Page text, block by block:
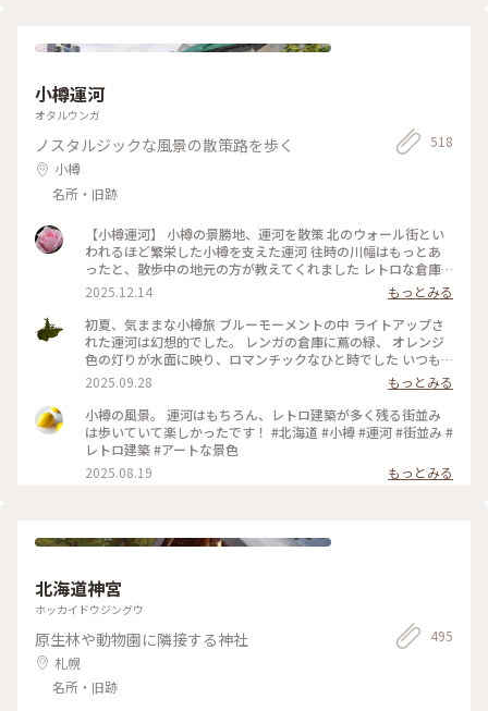
ミアムサービスがありました。
り、今回の私達は知ってても買わなかったかな。 よかったら
旭川に行かれる前にチェックしてください。 ‥ 🅿️駐車場 今回
はノンビリ閑散期に行ったので正面（無料）に停められまし
た。 西＝有料 東＝無料だけど遠くて🚌 ‥ 次回は上野ファーム
にも行ってみたい😊 ‥ #北海道 #JALどこかにマイル#旭川空
い羽が生え始めます 夏には生え揃った飾り羽を大きく広げて
た！ *大好きなオオカミ 黒いのが末っ子のノチウで寝そべって
いるのが次女のワッカ 夜の動物園なら「ワォーーーーーー
ー！」と遠吠えの姿も見られるかも〜 *カッコイイ〜オオワシ
いつか流氷の上にいるのを見たいなぁ *ペンギンは子育て中で
した 水のトンネルを泳ぐ姿を見上げると空が見えて 「空飛ぶ
動物たちがいます 『旭山動物園』に来てみませんか？ #ことり
良野・美瑛・旭川 ＊えこさん〜インドクジャクが羽を広げて
いたよ
歩」 雪の上をテクテク歩くのは運動も兼ねて！ 人気の動物園
旭子（母）凪子（子） 水の中を泳ぐ姿は素晴らしいです！ 名
前があるのに…行く度に「カバきち」と呼んでしまいます *イ
ンドクジャクのオス 美しい飾り羽は秋から抜け始めて…冬から
新しい羽が生え始めます 夏には生え揃った飾り羽を大きく広
っているのが次女のワッカ 夜の動物園なら「ワォーーーーー
シ いつか流氷の上にいるのを見たいなぁ *ペンギンは子育て中
でした 水のトンネルを泳ぐ姿を見上げると空が見えて 「空飛
ぶペンギン」と言われています まだまだたくさんの個性豊か
な動物たちがいます 『旭山動物園』に来てみませんか？ #こと
りっぷと一緒 #旭山動物園 #ひみつの絶景北海道 #ことりっぷ
富良野・美瑛・旭川 ＊えこさん〜インドクジャクが羽を広げ
ていたよ
小樽運河
オタルウンガ
ノスタルジックな風景の散策路を歩く
小樽
名所・旧跡
518
【小樽運河】 小樽の景勝地、運河を散策 北のウォール街とい
われるほど繁栄した小樽を支えた運河 往時の川幅はもっとあ
ったと、散歩中の地元の方が教えてくれました レトロな倉庫
群を間近に感じながら進むクルーズ、おすすめです♪ #ことり
っぷと一緒 #ことりっぷ小樽
2025.12.14
もっとみる
初夏、気ままな小樽旅 ブルーモーメントの中 ライトアップさ
れた運河は幻想的でした。 レンガの倉庫に蔦の緑、 オレンジ
色の灯りが水面に映り、ロマンチックなひと時でした いつも
賑わってる小樽出抜小路もこの日は静かに ライトアップ
2025.5.30撮影 #ことりっぷ北海道 #ことりっぷ 札幌 #ことり
っぷと一緒 #小樽 #夜景 #レトロな街 #北海道の絶景 #アートな
景色 #歴史的建造物 #小樽運河 #ブルーモーメント #ロマンチ
ックなひと時
2025.09.28
もっとみる
小樽の風景。 運河はもちろん、レトロ建築が多く残る街並み
は歩いていて楽しかったです！ #北海道 #小樽 #運河 #街並み #
レトロ建築 #アートな景色
2025.08.19
もっとみる
北海道神宮
ホッカイドウジングウ
原生林や動物園に隣接する神社
札幌
名所・旧跡
495